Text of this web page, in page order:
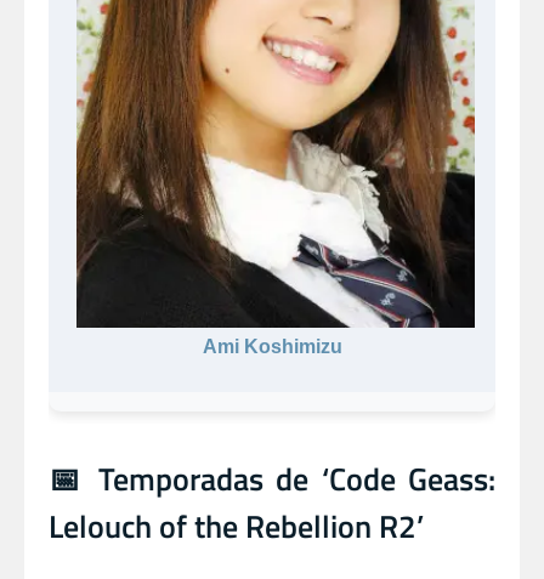
Ami Koshimizu
📅 Temporadas de ‘Code Geass:
Lelouch of the Rebellion R2’